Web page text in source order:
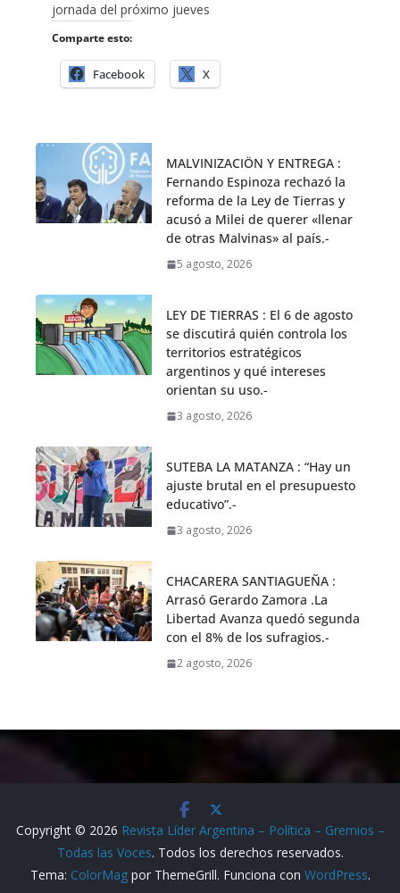
jornada del próximo jueves
Comparte esto:
Facebook X
MALVINIZACIÖN Y ENTREGA :
Fernando Espinoza rechazó la
reforma de la Ley de Tierras y
acusó a Milei de querer «llenar
de otras Malvinas» al país.-
5 agosto, 2026
LEY DE TIERRAS : El 6 de agosto
se discutirá quién controla los
territorios estratégicos
argentinos y qué intereses
orientan su uso.-
3 agosto, 2026
SUTEBA LA MATANZA : “Hay un
ajuste brutal en el presupuesto
educativo”.-
3 agosto, 2026
CHACARERA SANTIAGUEÑA :
Arrasó Gerardo Zamora .La
Libertad Avanza quedó segunda
con el 8% de los sufragios.-
2 agosto, 2026
Copyright © 2026 Revista Líder Argentina – Política – Gremios –
Todas las Voces. Todos los derechos reservados.
Tema: ColorMagpor ThemeGrill. Funciona con WordPress.